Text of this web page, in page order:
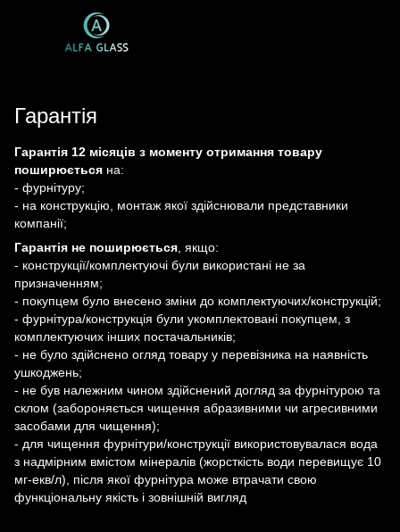
Гарантія
Гарантія 12 місяців з моменту отримання товару
поширюється на:
- фурнітуру;
- на конструкцію, монтаж якої здійснювали представники
компанії;
Гарантія не поширюється , якщо:
- конструкції/комплектуючі були використані не за
призначенням;
- покупцем було внесено зміни до комплектуючих/конструкцій;
- фурнітура/конструкція були укомплектовані покупцем, з
комплектуючих інших постачальників;
- не було здійснено огляд товару у перевізника на наявність
ушкоджень;
- не був належним чином здійснений догляд за фурнітурою та
склом (забороняється чищення абразивними чи агресивними
засобами для чищення);
- для чищення фурнітури/конструкції використовувалася вода
з надмірним вмістом мінералів (жорсткість води перевищує 10
мг-екв/л), після якої фурнітура може втрачати свою
функціональну якість і зовнішній вигляд